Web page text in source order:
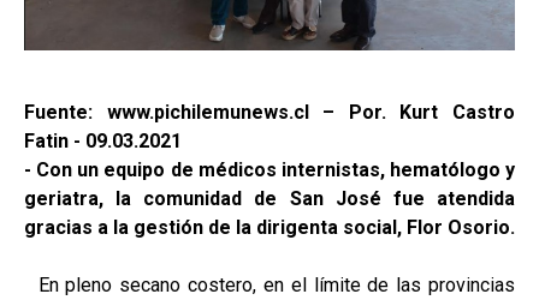
Fuente: www.pichilemunews.cl – Por. Kurt Castro
Fatin - 09.03.2021
- Con un equipo de médicos internistas, hematólogo y
geriatra, la comunidad de San José fue atendida
gracias a la gestión de la dirigenta social, Flor Osorio.
En pleno secano costero, en el límite de las provincias